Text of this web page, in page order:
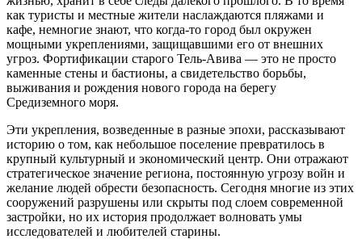
как туристы и местные жители наслаждаются пляжами и
кафе, немногие знают, что когда-то город был окружен
мощными укреплениями, защищавшими его от внешних
угроз. Фортификации старого Тель-Авива — это не просто
каменные стены и бастионы, а свидетельство борьбы,
выживания и рождения нового города на берегу
Средиземного моря.
Эти укрепления, возведенные в разные эпохи, рассказывают
историю о том, как небольшое поселение превратилось в
крупный культурный и экономический центр. Они отражают
стратегическое значение региона, постоянную угрозу войн и
желание людей обрести безопасность. Сегодня многие из этих
сооружений разрушены или скрыты под слоем современной
застройки, но их история продолжает волновать умы
исследователей и любителей старины.